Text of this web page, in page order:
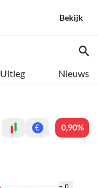
Bekijk
Uitleg Nieuws
€ 0,90%